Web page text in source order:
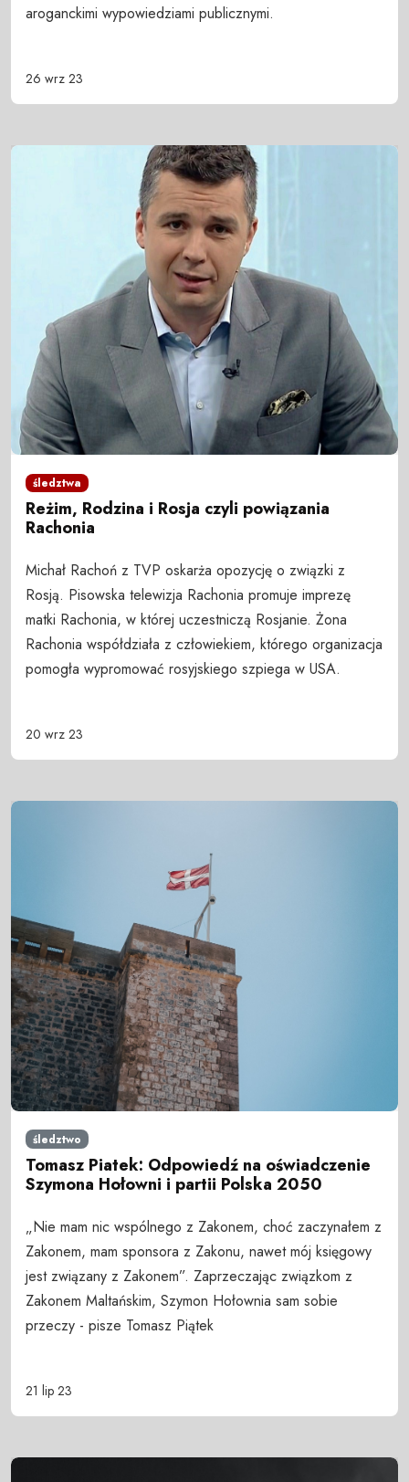
aroganckimi wypowiedziami publicznymi.
26 wrz 23
śledztwa
Reżim, Rodzina i Rosja czyli powiązania
Rachonia
Michał Rachoń z TVP oskarża opozycję o związki z
Rosją. Pisowska telewizja Rachonia promuje imprezę
matki Rachonia, w której uczestniczą Rosjanie. Żona
Rachonia współdziała z człowiekiem, którego organizacja
pomogła wypromować rosyjskiego szpiega w USA.
20 wrz 23
śledztwo
Tomasz Piatek: Odpowiedź na oświadczenie
Szymona Hołowni i partii Polska 2050
„Nie mam nic wspólnego z Zakonem, choć zaczynałem z
Zakonem, mam sponsora z Zakonu, nawet mój księgowy
jest związany z Zakonem”. Zaprzeczając związkom z
Zakonem Maltańskim, Szymon Hołownia sam sobie
przeczy - pisze Tomasz Piątek
21 lip 23